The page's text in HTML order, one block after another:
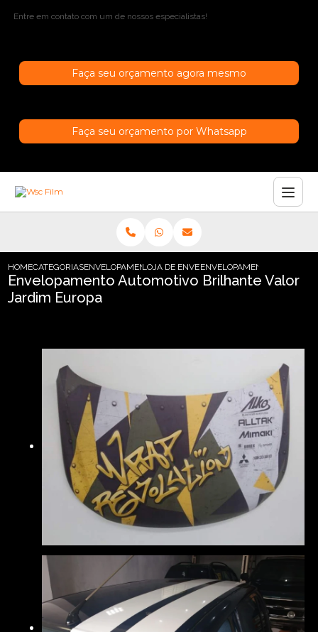
Entre em contato com um de nossos especialistas!
Faça seu orçamento agora mesmo
Faça seu orçamento por Whatsapp
HOMECATEGORIASENVELOPAMENTO AUTOMOTIVO
LOJA DE ENVELOPAMENTO AUTOMOTIVO
ENVELOPAMENTO
Envelopamento Automotivo Brilhante Valor
Jardim Europa